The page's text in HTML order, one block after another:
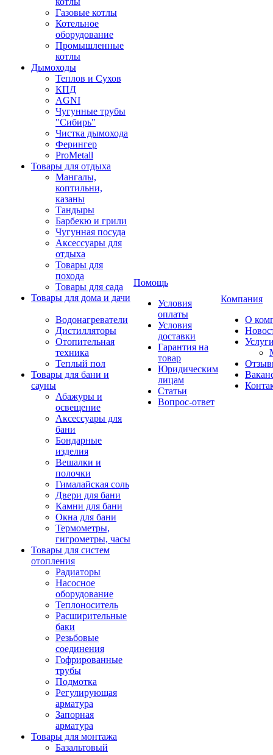
Газовые котлы
Котельное
оборудование
Промышленные
котлы
Дымоходы
Теплов и Сухов
КПД
AGNI
Чугунные трубы
"Сибирь"
Чистка дымохода
Ферингер
ProMetall
Товары для отдыха
Мангалы,
коптильни,
казаны
Тандыры
Барбекю и грили
Чугунная посуда
Аксессуары для
отдыха
Товары для
похода
Товары для сада
Товары для дома и дачи
Водонагреватели
Дистилляторы
Отопительная
техника
Теплый пол
Товары для бани и
сауны
Абажуры и
освещение
Аксессуары для
бани
Бондарные
изделия
Вешалки и
полочки
Гималайская соль
Двери для бани
Камни для бани
Окна для бани
Термометры,
гигрометры, часы
Товары для систем
отопления
Радиаторы
Насосное
оборудование
Теплоноситель
Расширительные
баки
Резьбовые
соединения
Гофрированные
трубы
Подмотка
Регулирующая
арматура
Запорная
арматура
Товары для монтажа
Базальтовый
Помощь
Условия
оплаты
Условия
доставки
Гарантия на
товар
Юридическим
лицам
Статьи
Вопрос-ответ
Компания
О